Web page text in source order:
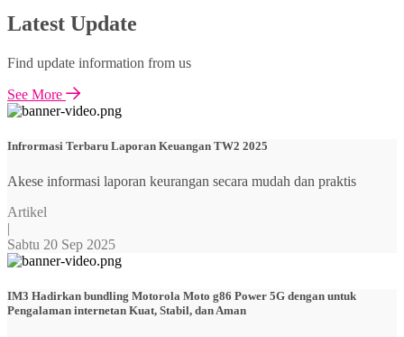
Latest Update
Find update information from us
See More
Infrormasi Terbaru Laporan Keuangan TW2 2025
Akese informasi laporan keurangan secara mudah dan praktis
Artikel
|
Sabtu 20 Sep 2025
IM3 Hadirkan bundling Motorola Moto g86 Power 5G dengan untuk
Pengalaman internetan Kuat, Stabil, dan Aman